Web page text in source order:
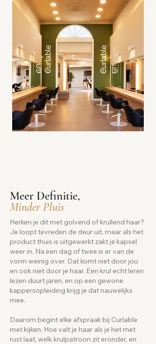
Meer Definitie,
Minder Pluis
Herken je dit met golvend of krullend haar?
Je loopt tevreden de deur uit, maar als het
product thuis is uitgewerkt zakt je kapsel
weer in. Na een dag of twee is er van de
vorm weinig over. Dat komt niet door jou
en ook niet door je haar. Een krul echt leren
lezen duurt jaren, en op een gewone
kappersopleiding krijg je dat nauwelijks
mee.
Daarom begint elke afspraak bij Curlable
met kijken. Hoe valt je haar als je het met
rust laat, welk krulpatroon zit eronder, en